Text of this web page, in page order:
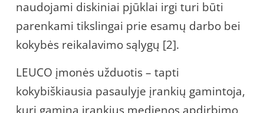
naudojami diskiniai pjūklai irgi turi būti
parenkami tikslingai prie esamų darbo bei
kokybės reikalavimo sąlygų [2].
LEUCO įmonės užduotis – tapti
kokybiškiausia pasaulyje įrankių gamintoja,